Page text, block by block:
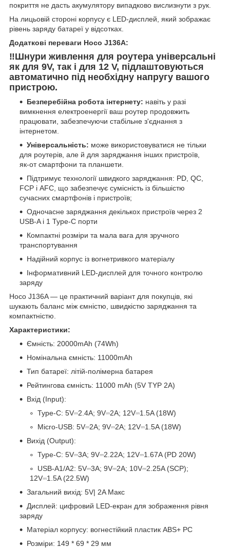
покриття не дасть акумулятору випадково вислизнути з рук.
На лицьовій стороні корпусу є LED-дисплей, який зображає
рівень заряду батареї у відсотках.
Додаткові переваги Hoco J136A:
‼️Шнури живлення для роутера універсальні
як для 9V, так і для 12 V, підлаштовуються
автоматично під необхідну напругу вашого
пристрою.
Безперебійна робота інтернету: навіть у разі
вимкнення електроенергії ваш роутер продовжить
працювати, забезпечуючи стабільне з'єднання з
інтернетом.
Універсальність: може використовуватися не тільки
для роутерів, але й для заряджання інших пристроїв,
як-от смартфони та планшети.
Підтримує технології швидкого заряджання: PD, QC,
FCP і AFC, що забезпечує сумісність із більшістю
сучасних смартфонів і пристроїв;
Одночасне заряджання декількох пристроїв через 2
USB-A і 1 Type-C порти
Компактні розміри та мала вага для зручного
транспортування
Надійний корпус із вогнетривкого матеріалу
Інформативний LED-дисплей для точного контролю
заряду
Hoco J136A — це практичний варіант для покупців, які
шукають баланс між ємністю, швидкістю заряджання та
компактністю.
Характеристики:
Ємність: 20000mAh (74Wh)
Номінальна ємність: 11000mAh
Тип батареї: літій-полімерна батарея
Рейтингова ємність: 11000 mAh (5V TYP 2A)
Вхід (Input):
Type-C: 5V⎓2.4A; 9V⎓2A; 12V⎓1.5A (18W)
Micro-USB: 5V⎓2A; 9V⎓2A; 12V⎓1.5A (18W)
Вихід (Output):
Type-C: 5V⎓3A; 9V⎓2.22A; 12V⎓1.67A (PD 20W)
USB-A1/A2: 5V⎓3A; 9V⎓2A; 10V⎓2.25A (SCP);
12V⎓1.5A (22.5W)
Загальний вихід: 5V| 2A Макс
Дисплей: цифровий LED-екран для зображення рівня
заряду
Матеріал корпусу: вогнестійкий пластик ABS+ PC
Розміри: 149 * 69 * 29 мм